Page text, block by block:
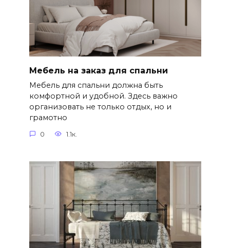
Мебель на заказ для спальни
Мебель для спальни должна быть
комфортной и удобной. Здесь важно
организовать не только отдых, но и
грамотно
0 1.1к.